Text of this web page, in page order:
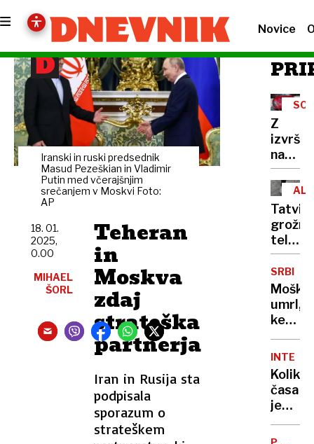
Novice
Iranski in ruski predsednik
Masud Pezeškian in Vladimir
Putin med včerajšnjim
srečanjem v Moskvi Foto:
AP
Teheran
in
Moskva
zdaj
strateška
partnerja
Iran in Rusija sta
podpisala
sporazum o
strateškem
18. 01.
2025,
0.00
MIHAEL
ŠORL
Z
nad
Začelo
se je
z
v
SRBIJA
Moški
umrl,
ker
ga je
ljubica
s
kislino
polila
po
Koliko
časa
je
ostalo